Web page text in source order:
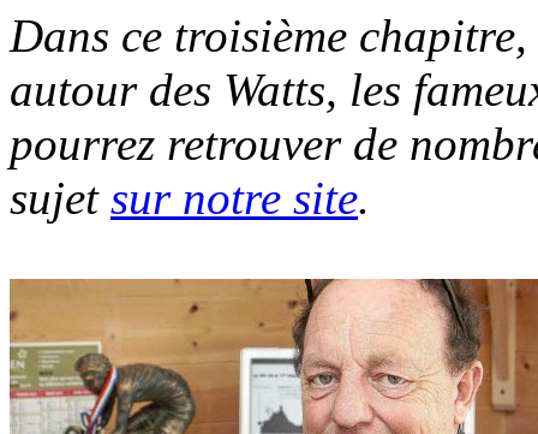
Dans ce troisième
autour des Watts, les
pourrez retrouver de
sujet sur notre site.